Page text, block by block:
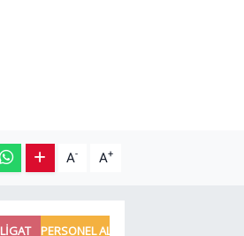
A- A+